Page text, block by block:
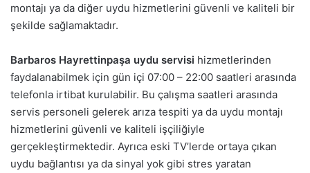
montajı ya da diğer uydu hizmetlerini güvenli ve kaliteli bir
şekilde sağlamaktadır.
Barbaros Hayrettinpaşa uydu servisi hizmetlerinden
faydalanabilmek için gün içi 07:00 – 22:00 saatleri arasında
telefonla irtibat kurulabilir. Bu çalışma saatleri arasında
servis personeli gelerek arıza tespiti ya da uydu montajı
hizmetlerini güvenli ve kaliteli işçiliğiyle
gerçekleştirmektedir. Ayrıca eski TV’lerde ortaya çıkan
uydu bağlantısı ya da sinyal yok gibi stres yaratan